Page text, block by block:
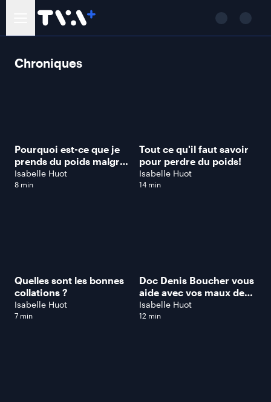
Chroniques
Pourquoi est-ce que je
prends du poids malgré
ma diète?
Isabelle Huot
8 min
Tout ce qu'il faut savoir
pour perdre du poids!
Isabelle Huot
14 min
Quelles sont les bonnes
collations ?
Isabelle Huot
7 min
Doc Denis Boucher vous
aide avec vos maux de
dos!
Isabelle Huot
12 min